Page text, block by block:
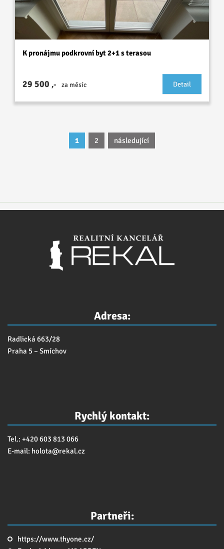
K pronájmu podkrovní byt 2+1 s terasou
29 500 ,- za měsíc Detail
1 2 následující
Adresa:
Radlická 663/28
Praha 5 – Smíchov
Rychlý kontakt:
Tel.: +420 603 813 066
E-mail: holota@rekal.cz
Partneři:
https://www.thyone.cz/